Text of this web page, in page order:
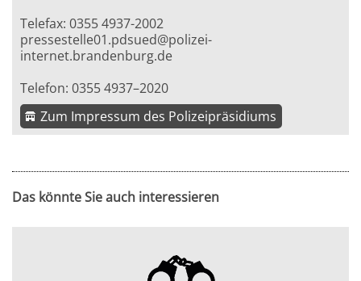
Telefax: 0355 4937-2002
pressestelle01.pdsued@polizei-
internet.brandenburg.de
Telefon: 0355 4937–2020
Zum Impressum des Polizeipräsidiums
Das könnte Sie auch interessieren